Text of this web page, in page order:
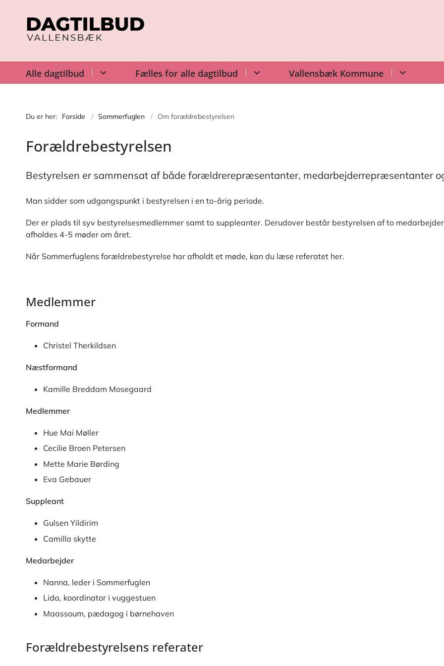
Alle dagtilbud Fælles for alle dagtilbud Vallensbæk Kommune
Du er her: Forside Sommerfuglen Om forældrebestyrelsen
Forældrebestyrelsen
Bestyrelsen er sammensat af både forældrerepræsentanter, medarbejderrepræsentanter
Man sidder som udgangspunkt i bestyrelsen i en to-årig periode.
Der er plads til syv bestyrelsesmedlemmer samt to suppleanter. Derudover består bestyrelsen af to
afholdes 4-5 møder om året.
Når Sommerfuglens forældrebestyrelse har afholdt et møde, kan du læse referatet her.
Medlemmer
Formand
Christel Therkildsen
Næstformand
Kamille Breddam Mosegaard
Medlemmer
Hue Mai Møller
Cecilie Broen Petersen
Mette Marie Børding
Eva Gebauer
Suppleant
Gulsen Yildirim
Camilla skytte
Medarbejder
Nanna, leder i Sommerfuglen
Lida, koordinator i vuggestuen
Maassoum, pædagog i børnehaven
Forældrebestyrelsens referater